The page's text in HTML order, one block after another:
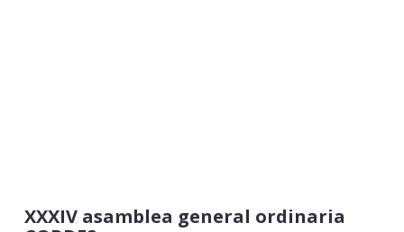
XXXIV asamblea general ordinaria